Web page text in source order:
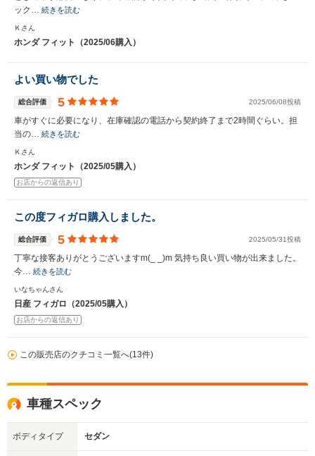
ック… 続きを読む
Ｋさん
ホンダ フィット（2025/06購入）
よい買い物でした
総合評価 5 2025/06/08投稿
車がすぐに必要になり、在庫確認の電話から契約終了まで2時間ぐらい。担
当の… 続きを読む
Ｋさん
ホンダ フィット（2025/05購入）
お店からの返信あり
この度フィガロ購入しました。
総合評価 5 2025/05/31投稿
丁寧な接客ありがとうございますm(_ _)m 気持ち良い買い物が出来ました。
今… 続きを読む
いなちゃんさん
日産 フィガロ（2025/05購入）
お店からの返信あり
この販売店のクチコミ一覧へ(13件)
車種スペック
ボディタイプ セダン